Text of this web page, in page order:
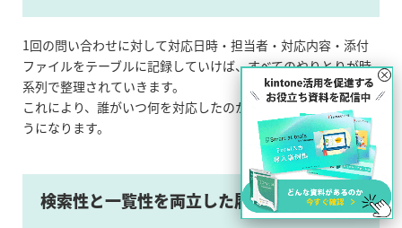
1回の問い合わせに対して対応日時・担当者・対応内容・添付
ファイルをテーブルに記録していけば、すべてのやりとりが時
系列で整理されていきます。
これにより、誰がいつ何を対応したのかを簡単に追跡できるよ
うになります。
検索性と一覧性を両立した履歴管理が可能
×